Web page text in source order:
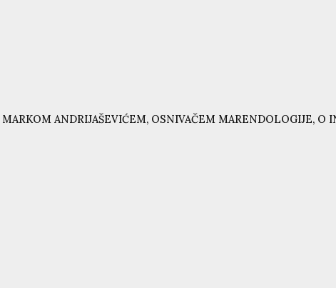
MARKOM ANDRIJAŠEVIĆEM, OSNIVAČEM MARENDOLOGIJE,